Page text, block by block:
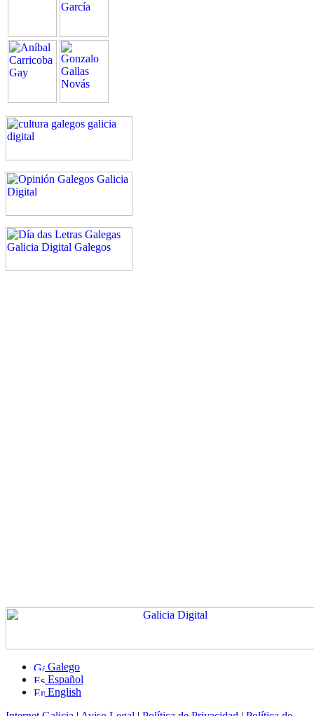
Galego
Español
English